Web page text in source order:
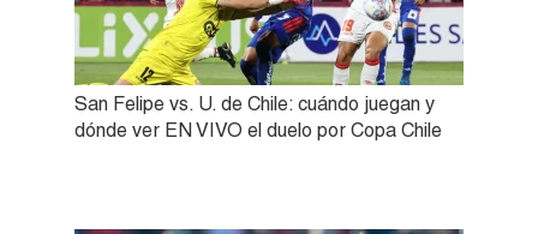
San Felipe vs. U. de Chile: cuándo juegan y
dónde ver EN VIVO el duelo por Copa Chile